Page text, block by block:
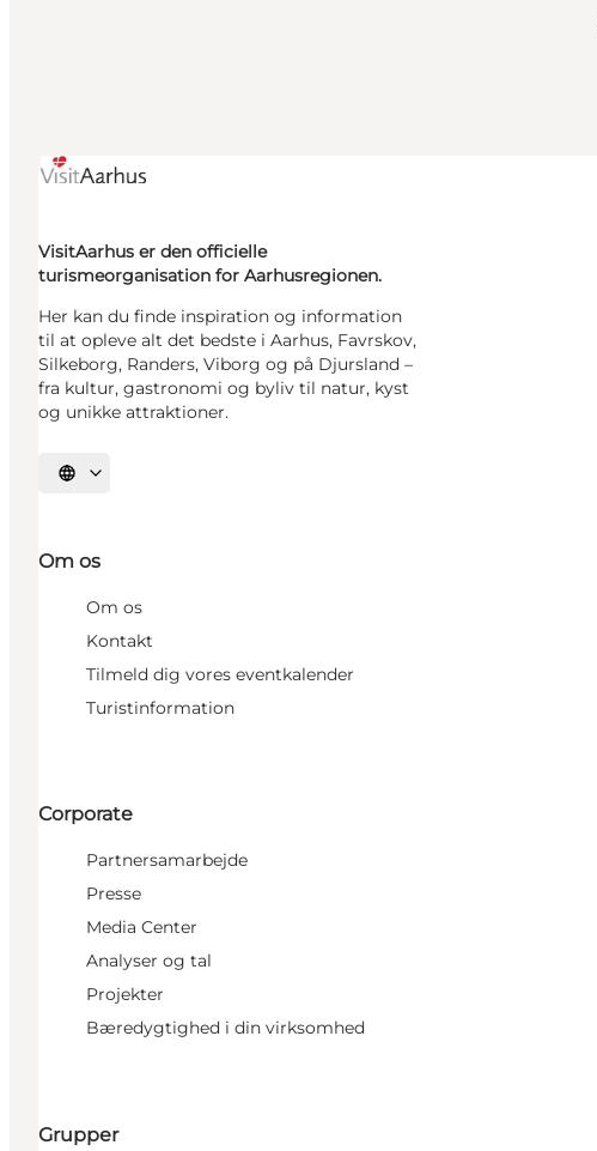
VisitAarhus er den officielle
turismeorganisation for Aarhusregionen.
Her kan du finde inspiration og information
til at opleve alt det bedste i Aarhus, Favrskov,
Silkeborg, Randers, Viborg og på Djursland –
fra kultur, gastronomi og byliv til natur, kyst
og unikke attraktioner.
Vælg sprog
Om os
Om os
Kontakt
Tilmeld dig vores eventkalender
Turistinformation
Corporate
Partnersamarbejde
Presse
Media Center
Analyser og tal
Projekter
Bæredygtighed i din virksomhed
Grupper